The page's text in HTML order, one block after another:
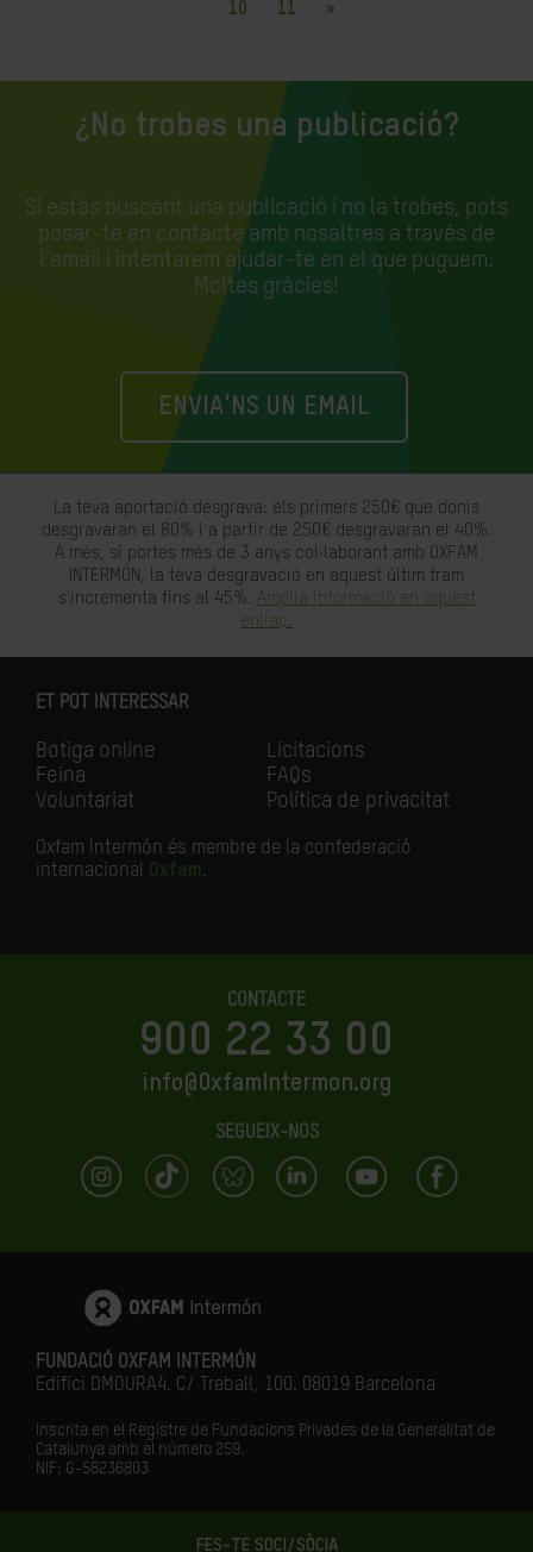
FES-TE SOCI/SÒCIA
10
11 »
¿No trobes una publicació?
Si estàs buscant una publicació i no la trobes, pots
posar-te en contacte amb nosaltres a través de
l'email i intentarem ajudar-te en el que puguem.
Moltes gràcies!
ENVIA'NS UN EMAIL
La teva aportació desgrava: els primers 250€ que donis
desgravaran el 80% i a partir de 250€ desgravaran el 40%.
A més, si portes més de 3 anys col·laborant amb OXFAM
INTERMÓN, la teva desgravació en aquest últim tram
s'incrementa fins al 45%. Amplia informació en aquest
enllaç.
ET POT INTERESSAR
Botiga online
Feina
Voluntariat
Licitacions
FAQs
Política de privacitat
Oxfam Intermón és membre de la confederació
internacional Oxfam.
CONTACTE
900 22 33 00
info@OxfamIntermon.org
SEGUEIX-NOS
FUNDACIÓ OXFAM INTERMÓN
Edifici DMOURA4. C/ Treball, 100. 08019 Barcelona
Inscrita en el Registre de Fundacions Privades de la Generalitat de
Catalunya amb el número 259.
NIF: G-58236803